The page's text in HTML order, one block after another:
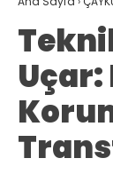
Uçar: